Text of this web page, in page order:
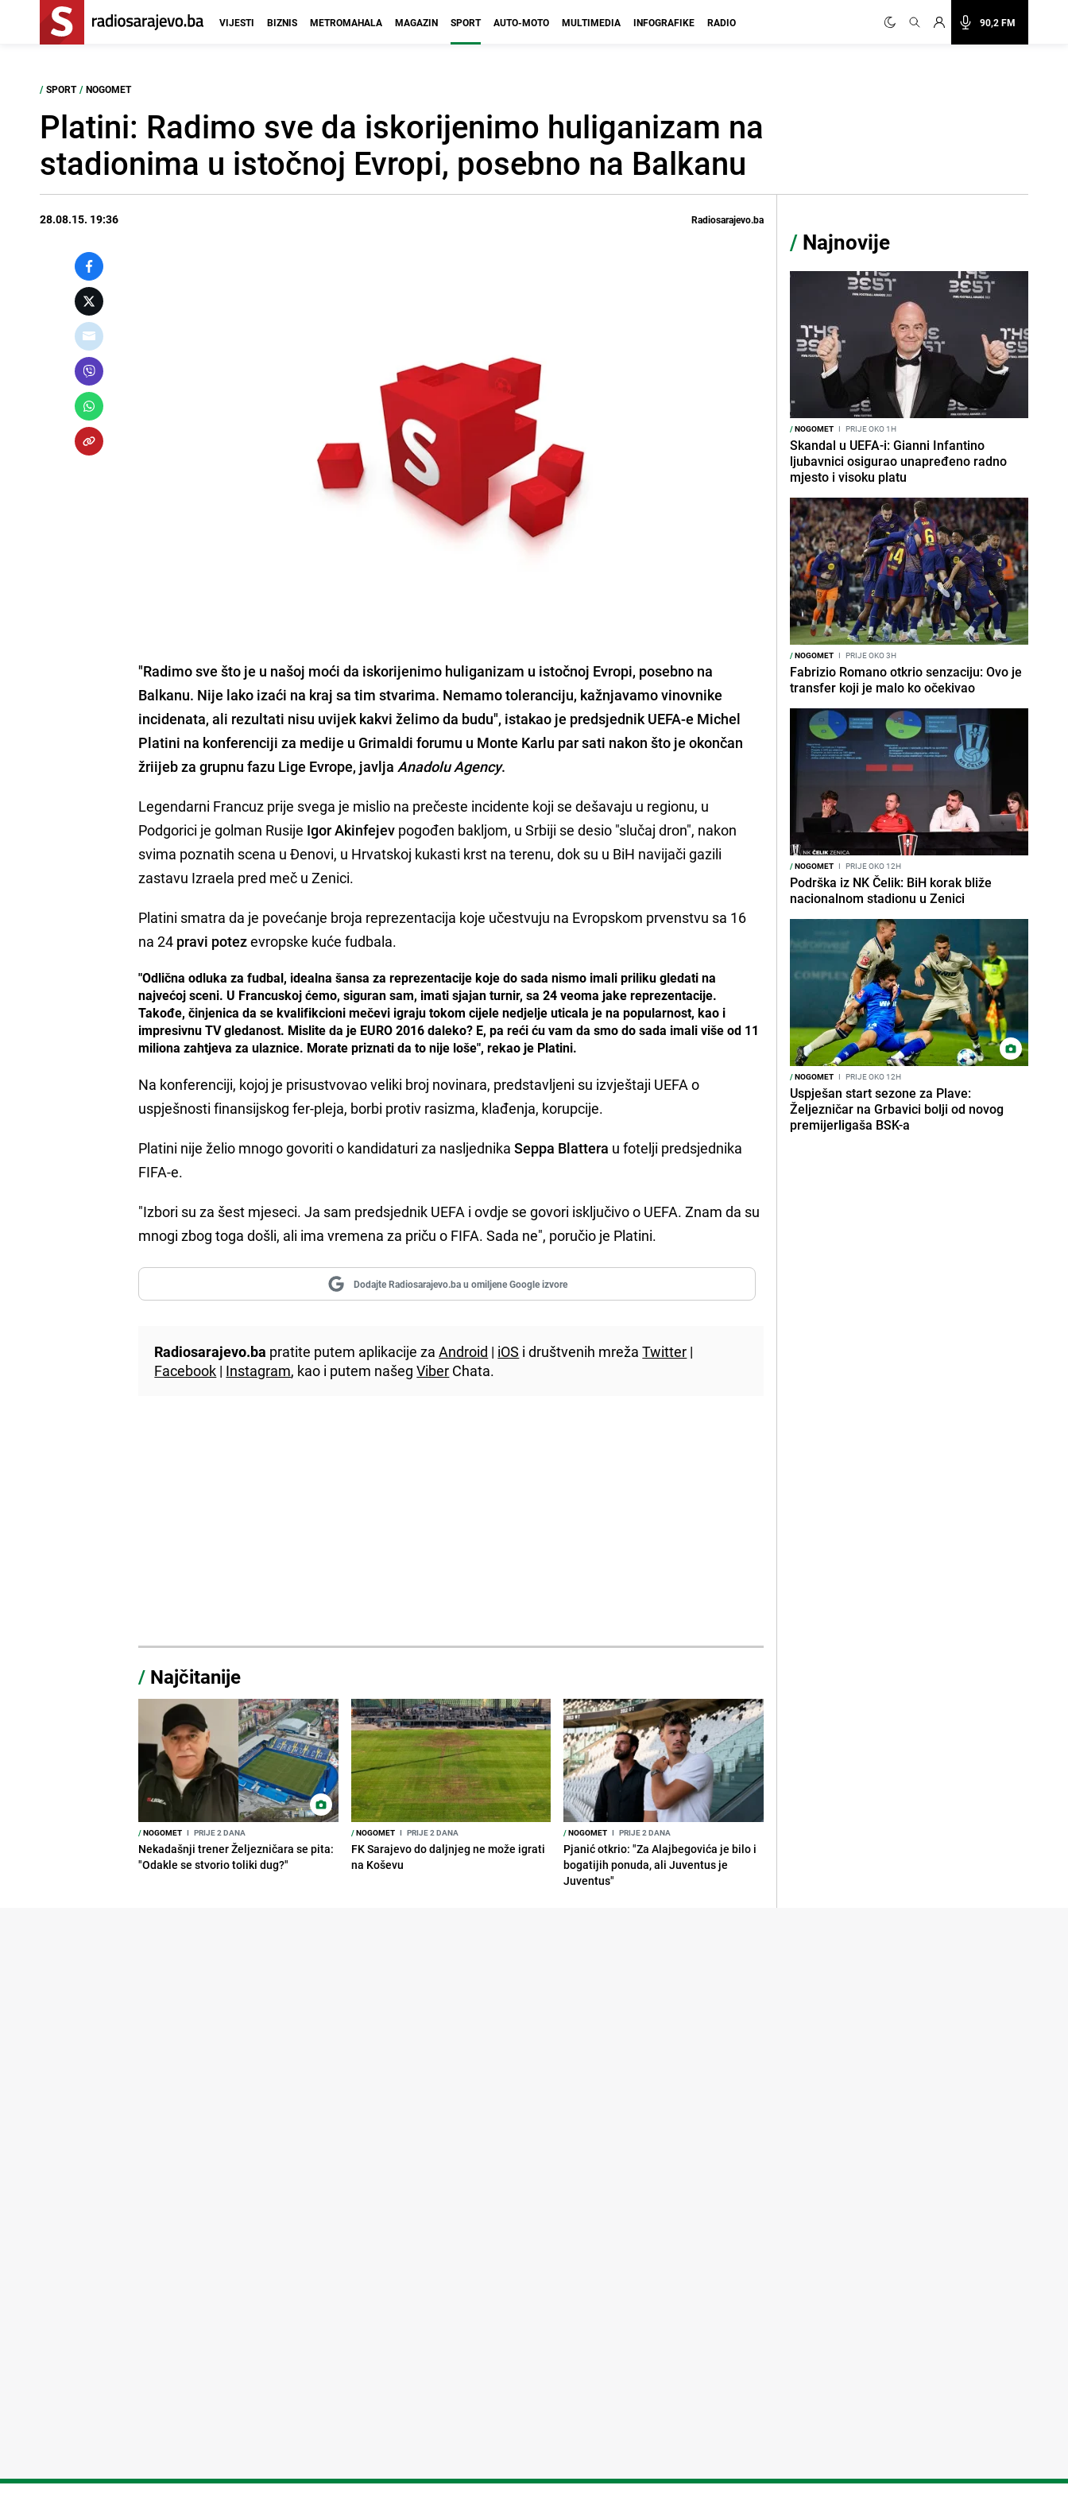
90,2 FM
VIJESTI BIZNIS METROMAHALA MAGAZIN SPORT AUTO-MOTO MULTIMEDIA INFOGRAFIKE RADIO
/ SPORT / NOGOMET
Platini: Radimo sve da iskorijenimo huliganizam na
stadionima u istočnoj Evropi, posebno na Balkanu
28.08.15. 19:36 Radiosarajevo.ba
"Radimo sve što je u našoj moći da iskorijenimo huliganizam u istočnoj Evropi, posebno na
Balkanu. Nije lako izaći na kraj sa tim stvarima. Nemamo toleranciju, kažnjavamo vinovnike
incidenata, ali rezultati nisu uvijek kakvi želimo da budu", istakao je predsjednik UEFA-e Michel
Platini na konferenciji za medije u Grimaldi forumu u Monte Karlu par sati nakon što je okončan
žriijeb za grupnu fazu Lige Evrope, javlja Anadolu Agency.
Legendarni Francuz prije svega je mislio na prečeste incidente koji se dešavaju u regionu, u
Podgorici je golman Rusije Igor Akinfejev pogođen bakljom, u Srbiji se desio "slučaj dron", nakon
svima poznatih scena u Đenovi, u Hrvatskoj kukasti krst na terenu, dok su u BiH navijači gazili
zastavu Izraela pred meč u Zenici.
Platini smatra da je povećanje broja reprezentacija koje učestvuju na Evropskom prvenstvu sa 16
na 24 pravi potezevropske kuće fudbala.
"Odlična odluka za fudbal, idealna šansa za reprezentacije koje do sada nismo imali priliku gledati na
najvećoj sceni. U Francuskoj ćemo, siguran sam, imati sjajan turnir, sa 24 veoma jake reprezentacije.
Takođe, činjenica da se kvalifikcioni mečevi igraju tokom cijele nedjelje uticala je na popularnost, kao i
impresivnu TV gledanost. Mislite da je EURO 2016 daleko? E, pa reći ću vam da smo do sada imali više od 11
miliona zahtjeva za ulaznice. Morate priznati da to nije loše", rekao je Platini.
Na konferenciji, kojoj je prisustvovao veliki broj novinara, predstavljeni su izvještaji UEFA o
uspješnosti finansijskog fer-pleja, borbi protiv rasizma, klađenja, korupcije.
Platini nije želio mnogo govoriti o kandidaturi za nasljednikaSeppa Blattera u fotelji predsjednika
FIFA-e.
"Izbori su za šest mjeseci. Ja sam predsjednik UEFA i ovdje se govori isključivo o UEFA. Znam da su
mnogi zbog toga došli, ali ima vremena za priču o FIFA. Sada ne", poručio je Platini.
Dodajte Radiosarajevo.ba u omiljene Google izvore
Radiosarajevo.ba pratite putem aplikacije zaAndroid | iOS i društvenih mrežaTwitter |
Facebook | Instagram, kao i putem našegViber Chata.
/ Najčitanije
/NOGOMET I PRIJE 2 DANA
Nekadašnji trener Željezničara se pita:
"Odakle se stvorio toliki dug?"
/NOGOMET I PRIJE 2 DANA
FK Sarajevo do daljnjeg ne može igrati
na Koševu
/NOGOMET I PRIJE 2 DANA
Pjanić otkrio: "Za Alajbegovića je bilo i
bogatijih ponuda, ali Juventus je
Juventus"
/ Najnovije
/NOGOMET I PRIJE OKO 1H
Skandal u UEFA-i: Gianni Infantino
ljubavnici osigurao unapređeno radno
mjesto i visoku platu
/NOGOMET I PRIJE OKO 3H
Fabrizio Romano otkrio senzaciju: Ovo je
transfer koji je malo ko očekivao
/NOGOMET I PRIJE OKO 12H
Podrška iz NK Čelik: BiH korak bliže
nacionalnom stadionu u Zenici
/NOGOMET I PRIJE OKO 12H
Uspješan start sezone za Plave:
Željezničar na Grbavici bolji od novog
premijerligaša BSK-a